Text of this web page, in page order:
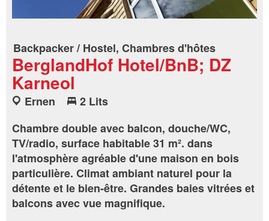
Backpacker / Hostel, Chambres d'hôtes
BerglandHof Hotel/BnB; DZ
Karneol
Ernen
2 Lits
Chambre double avec balcon, douche/WC,
TV/radio, surface habitable 31 m². dans
l'atmosphère agréable d'une maison en bois
particulière. Climat ambiant naturel pour la
détente et le bien-être. Grandes baies vitrées et
balcons avec vue magnifique.